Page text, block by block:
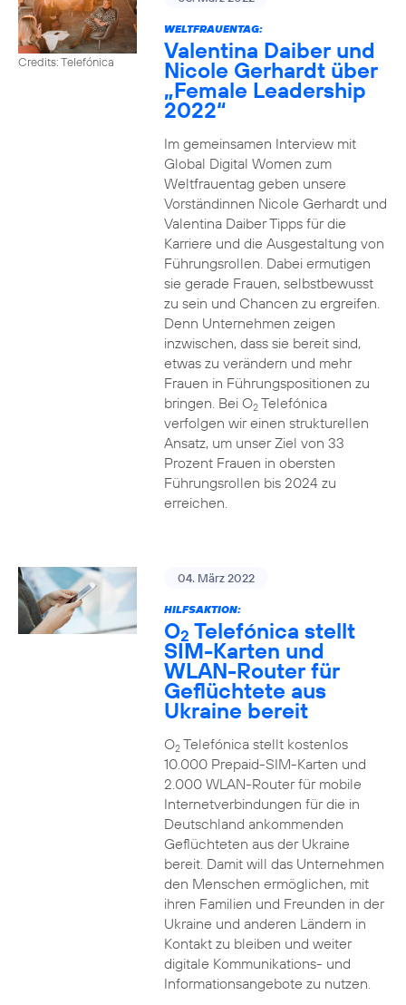
Credits: Telefónica
WELTFRAUENTAG:
Valentina Daiber und
Nicole Gerhardt über
„Female Leadership
2022“
Im gemeinsamen Interview mit
Global Digital Women zum
Weltfrauentag geben unsere
Vorständinnen Nicole Gerhardt und
Valentina Daiber Tipps für die
Karriere und die Ausgestaltung von
Führungsrollen. Dabei ermutigen
sie gerade Frauen, selbstbewusst
zu sein und Chancen zu ergreifen.
Denn Unternehmen zeigen
inzwischen, dass sie bereit sind,
etwas zu verändern und mehr
Frauen in Führungspositionen zu
bringen. Bei O2Telefónica
verfolgen wir einen strukturellen
Ansatz, um unser Ziel von 33
Prozent Frauen in obersten
Führungsrollen bis 2024 zu
erreichen.
04. März 2022
HILFSAKTION:
O2 Telefónica stellt
SIM-Karten und
WLAN-Router für
Geflüchtete aus
Ukraine bereit
O2Telefónica stellt kostenlos
10.000 Prepaid-SIM-Karten und
2.000 WLAN-Router für mobile
Internetverbindungen für die in
Deutschland ankommenden
Geflüchteten aus der Ukraine
bereit. Damit will das Unternehmen
den Menschen ermöglichen, mit
ihren Familien und Freunden in der
Ukraine und anderen Ländern in
Kontakt zu bleiben und weiter
digitale Kommunikations- und
Informationsangebote zu nutzen.